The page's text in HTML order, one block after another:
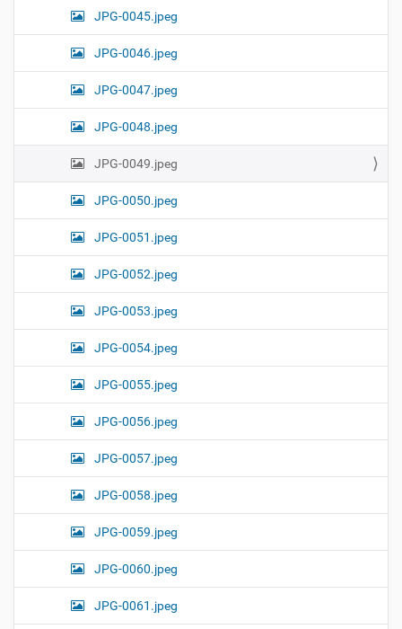
JPG-0045.jpeg
JPG-0046.jpeg
JPG-0047.jpeg
JPG-0048.jpeg
JPG-0049.jpeg
JPG-0050.jpeg
JPG-0051.jpeg
JPG-0052.jpeg
JPG-0053.jpeg
JPG-0054.jpeg
JPG-0055.jpeg
JPG-0056.jpeg
JPG-0057.jpeg
JPG-0058.jpeg
JPG-0059.jpeg
JPG-0060.jpeg
JPG-0061.jpeg